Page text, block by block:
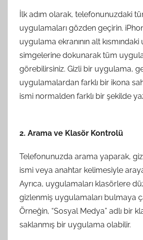
İlk adım olarak, telefonunuzdaki
uygulamaları gözden geçirin.
uygulama ekranının alt
simgelerine dokunarak tüm
görebilirsiniz. Gizli bir uygulama,
uygulamalardan farklı bir ikona
ismi normalden farklı bir şekilde
2. Arama ve Klasör Kontrolü
Telefonunuzda arama yaparak,
ismi veya anahtar kelimesiyle
Ayrıca, uygulamaları klasörlere
gizlenmiş uygulamaları bulmaya
Örneğin, “Sosyal Medya” adlı bir
saklanmış bir uygulama olabilir.